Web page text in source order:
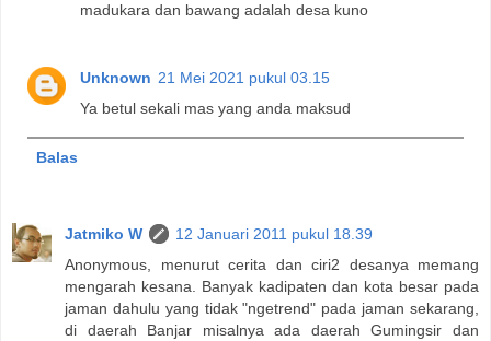
madukara dan bawang adalah desa kuno
Unknown 21 Mei 2021 pukul 03.15
Ya betul sekali mas yang anda maksud
Balas
Jatmiko W
12 Januari 2011 pukul 18.39
Anonymous, menurut cerita dan ciri2 desanya memang
mengarah kesana. Banyak kadipaten dan kota besar pada
jaman dahulu yang tidak "ngetrend" pada jaman sekarang,
di daerah Banjar misalnya ada daerah Gumingsir dan